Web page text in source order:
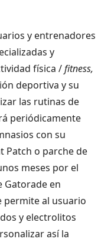
y entrenadores
y
física /fitness,
deportiva y su
las rutinas de
periódicamente
con su
Patch o parche de
meses por el
Gatorade en
permite al usuario
y electrolitos
así la